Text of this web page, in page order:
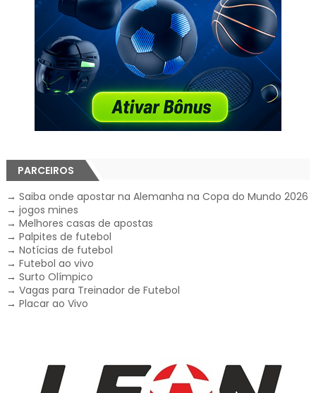
PARCEIROS
→ Saiba onde apostar na Alemanha na Copa do Mundo 2026
→ jogos mines
→ Melhores casas de apostas
→ Palpites de futebol
→ Notícias de futebol
→ Futebol ao vivo
→ Surto Olímpico
→ Vagas para Treinador de Futebol
→ Placar ao Vivo